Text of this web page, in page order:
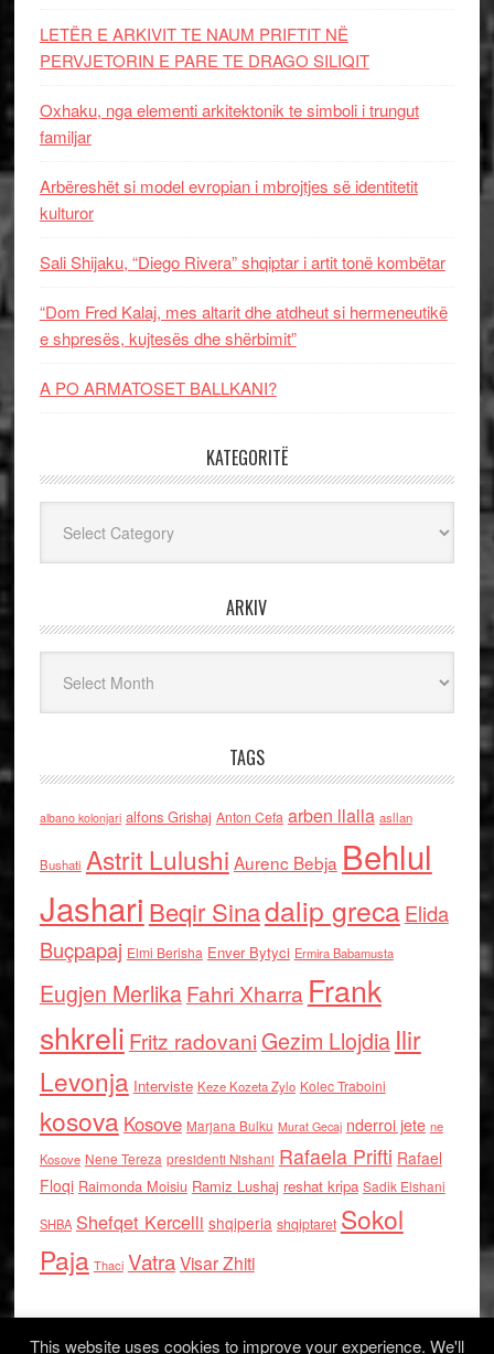
LETËR E ARKIVIT TE NAUM PRIFTIT NË
PERVJETORIN E PARE TE DRAGO SILIQIT
Oxhaku, nga elementi arkitektonik te simboli i trungut
familjar
Arbëreshët si model evropian i mbrojtjes së identitetit
kulturor
Sali Shijaku, “Diego Rivera” shqiptar i artit tonë kombëtar
“Dom Fred Kalaj, mes altarit dhe atdheut si hermeneutikë
e shpresës, kujtesës dhe shërbimit”
A PO ARMATOSET BALLKANI?
KATEGORITË
ARKIV
TAGS
albano kolonjari alfons Grishaj Anton Cefa arben llalla asllan
Bushati Astrit Lulushi Aurenc Bebja Behlul
Jashari Beqir Sinadalip grecaElida
Buçpapaj Elmi Berisha Enver Bytyci Ermira Babamusta
Eugjen MerlikaFahri Xharra Frank
shkreli Fritz radovaniGezim Llojdia Ilir
Levonja Interviste Keze Kozeta Zylo Kolec Traboini
kosova Kosove Marjana Bulku Murat Gecaj nderroi jete ne
Kosove Nene Tereza presidenti Nishani Rafaela Prifti Rafael
Floqi Raimonda Moisiu Ramiz Lushaj reshat kripa Sadik Elshani
SHBA Shefqet Kercelli shqiperia shqiptaret Sokol
Paja Thaci VatraVisar Zhiti
This website uses cookies to improve your experience. We'll